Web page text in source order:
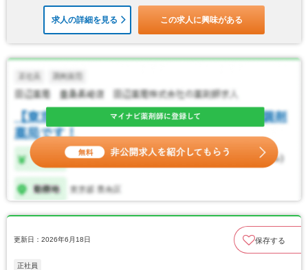
求人の詳細を見る この求人に興味がある
更新日：2026年6月18日 保存する
正社員